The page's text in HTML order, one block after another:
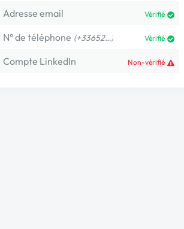
Adresse email Vérifié
N° de téléphone (+33652…) Vérifié
Compte LinkedIn Non-vérifié